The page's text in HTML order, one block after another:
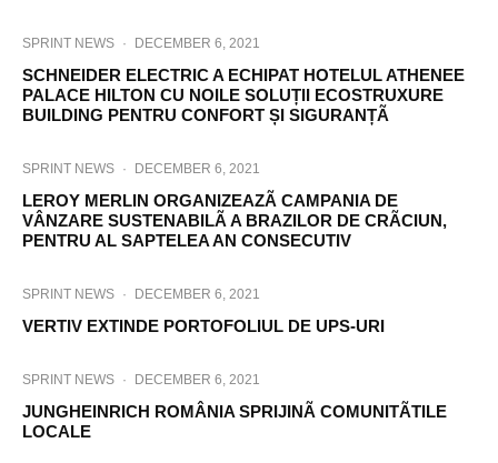
SPRINT NEWS · DECEMBER 6, 2021
SCHNEIDER ELECTRIC A ECHIPAT HOTELUL ATHENEE
PALACE HILTON CU NOILE SOLUȚII ECOSTRUXURE
BUILDING PENTRU CONFORT ȘI SIGURANȚÃ
SPRINT NEWS · DECEMBER 6, 2021
LEROY MERLIN ORGANIZEAZÃ CAMPANIA DE
VÂNZARE SUSTENABILÃ A BRAZILOR DE CRÃCIUN,
PENTRU AL SAPTELEA AN CONSECUTIV
SPRINT NEWS · DECEMBER 6, 2021
VERTIV EXTINDE PORTOFOLIUL DE UPS-URI
SPRINT NEWS · DECEMBER 6, 2021
JUNGHEINRICH ROMÂNIA SPRIJINÃ COMUNITÃTILE
LOCALE